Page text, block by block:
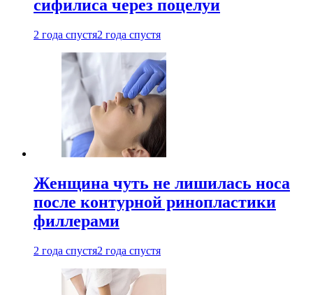
сифилиса через поцелуи
2 года спустя2 года спустя
Женщина чуть не лишилась носа
после контурной ринопластики
филлерами
2 года спустя2 года спустя